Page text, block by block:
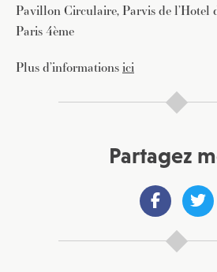
Pavillon Circulaire, Parvis de l’Hotel
Paris 4ème
Plus d’informationsici
Partagez